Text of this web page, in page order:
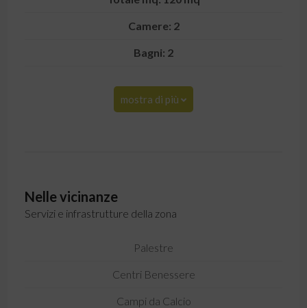
Camere: 2
Bagni: 2
mostra di più
Nelle vicinanze
Servizi e infrastrutture della zona
Palestre
Centri Benessere
Campi da Calcio